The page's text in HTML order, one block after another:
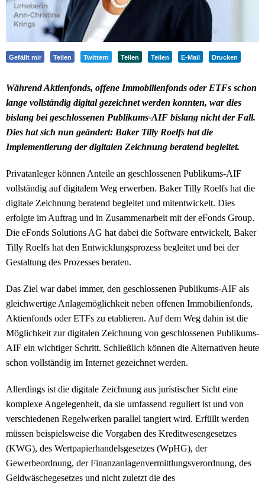
Gefällt mir Teilen Twittern Teilen Teilen E-Mail Drucken
Während Aktienfonds, offene Immobilienfonds oder ETFs schon
lange vollständig digital gezeichnet werden konnten, war dies
bislang bei geschlossenen Publikums-AIF bislang nicht der Fall.
Dies hat sich nun geändert: Baker Tilly Roelfs hat die
Implementierung der digitalen Zeichnung beratend begleitet.
Privatanleger können Anteile an geschlossenen Publikums-AIF
vollständig auf digitalem Weg erwerben. Baker Tilly Roelfs hat die
digitale Zeichnung beratend begleitet und mitentwickelt. Dies
erfolgte im Auftrag und in Zusammenarbeit mit der eFonds Group.
Die eFonds Solutions AG hat dabei die Software entwickelt, Baker
Tilly Roelfs hat den Entwicklungsprozess begleitet und bei der
Gestaltung des Prozesses beraten.
Das Ziel war dabei immer, den geschlossenen Publikums-AIF als
gleichwertige Anlagemöglichkeit neben offenen Immobilienfonds,
Aktienfonds oder ETFs zu etablieren. Auf dem Weg dahin ist die
Möglichkeit zur digitalen Zeichnung von geschlossenen Publikums-
AIF ein wichtiger Schritt. Schließlich können die Alternativen heute
schon vollständig im Internet gezeichnet werden.
Allerdings ist die digitale Zeichnung aus juristischer Sicht eine
komplexe Angelegenheit, da sie umfassend reguliert ist und von
verschiedenen Regelwerken parallel tangiert wird. Erfüllt werden
müssen beispielsweise die Vorgaben des Kreditwesengesetzes
(KWG), des Wertpapierhandelsgesetzes (WpHG), der
Gewerbeordnung, der Finanzanlagenvermittlungsverordnung, des
Geldwäschegesetzes und nicht zuletzt die des